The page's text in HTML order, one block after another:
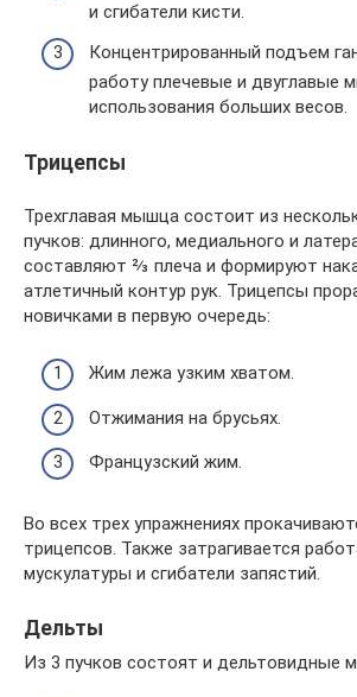
и сгибатели кисти.
Концентрированный подъем
работу плечевые и двуглавые
использования больших весов.
Трицепсы
Трехглавая мышца состоит из
пучков: длинного, медиального и
составляют ⅔ плеча и формируют
атлетичный контур рук. Трицепсы
новичками в первую очередь:
Жим лежа узким хватом.
Отжимания на брусьях.
Французский жим.
Во всех трех упражнениях
трицепсов. Также затрагивается
мускулатуры и сгибатели запястий.
Дельты
Из 3 пучков состоят и дельтовидные